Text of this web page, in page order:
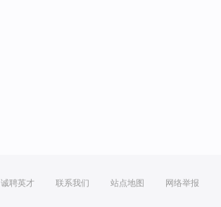
诚聘英才 联系我们 站点地图 网络举报